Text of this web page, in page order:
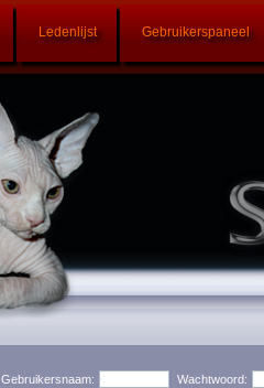
Ledenlijst Gebruikerspaneel
Gebruikersnaam: Wachtwoord: